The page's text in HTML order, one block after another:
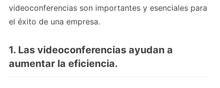
videoconferencias son importantes y esenciales para
el éxito de una empresa.
1. Las videoconferencias ayudan a
aumentar la eficiencia.